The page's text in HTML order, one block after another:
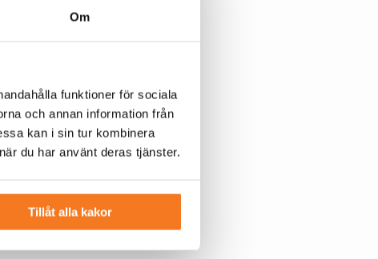
Om
funktioner för sociala
och annan information från
kan i sin tur kombinera
du har använt deras tjänster.
Tillåt alla kakor
forskare på Rise.